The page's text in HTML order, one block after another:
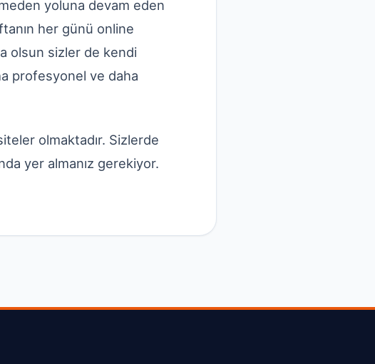
yoluna devam eden
her günü online
olsun sizler de kendi
profesyonel ve daha
olmaktadır. Sizlerde
yer almanız gerekiyor.